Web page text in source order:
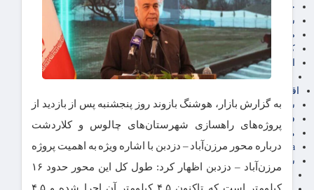
حمل و نقل
شهرک های صنعتی
صنایع غذایی
کشاورزی و دامداری
اخبار استان ها
استان تهران
اقتصاد بین الملل
سیاسی
فارکس
مناطق آزاد تجاری
24intermedia
سایر اخبار اقتصادی
عمومی و سرگرمی
به گزارش بازار، هوشنگ بازوند روز پنجشنبه پس از بازدید از
پروژه‌های راهسازی شهرستان‌های چالوس و کلاردشت
درباره محور مرزن‌آباد – دزدبن با اشاره ویژه به اهمیت پروژه
مرزن‌آباد – دزدبن اظهار کرد: طول کل این محور حدود ۱۶